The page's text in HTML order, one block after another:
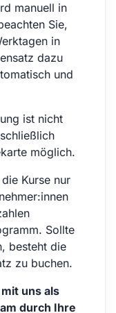
manuell in
Sie,
in
dazu
und
ist nicht
möglich.
Kurse nur
Sollte
besteht die
zu buchen.
uns als
durch Ihre